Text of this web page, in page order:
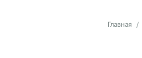
Главная /